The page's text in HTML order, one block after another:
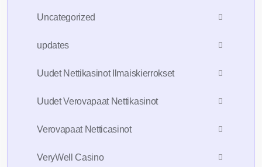
Uncategorized
updates
Uudet Nettikasinot Ilmaiskierrokset
Uudet Verovapaat Nettikasinot
Verovapaat Netticasinot
VeryWell Casino